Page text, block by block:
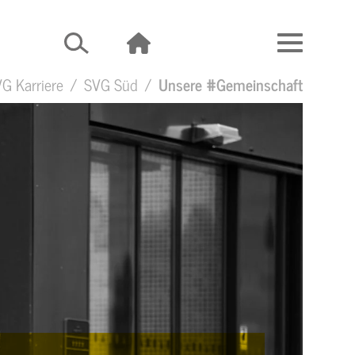
Karriere SVG Süd Unsere #Gemeinschaft